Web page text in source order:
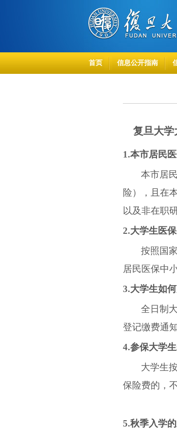
首页 信息公开指南
复旦大学
1.本市居民
本市居
险），且在
以及非在职
2.大学生医
按照国
居民医保中
3.大学生如
全日制
登记缴费通
4.参保大学
大学生
保险费的，
5.秋季入学